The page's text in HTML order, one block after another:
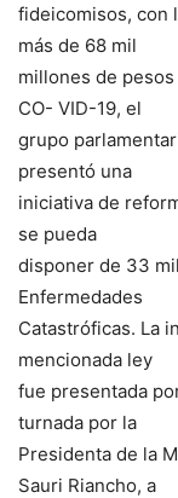
fideicomisos, con
más de 68 mil
millones de
CO- VID-19, el
grupo
presentó una
iniciativa de
se pueda
disponer de 33
Enfermedades
Catastróficas. La
mencionada ley
fue presentada
turnada por la
Presidenta de la
Sauri Riancho, a